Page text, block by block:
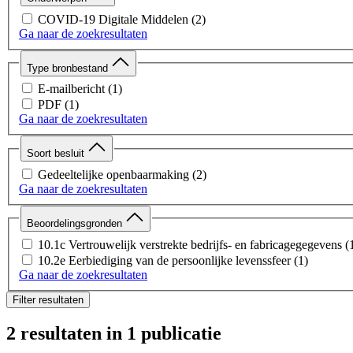
COVID-19 Digitale Middelen (2)
Ga naar de zoekresultaten
Type bronbestand
E-mailbericht (1)
PDF (1)
Ga naar de zoekresultaten
Soort besluit
Gedeeltelijke openbaarmaking (2)
Ga naar de zoekresultaten
Beoordelingsgronden
10.1c Vertrouwelijk verstrekte bedrijfs- en fabricagegegevens
10.2e Eerbiediging van de persoonlijke levenssfeer (1)
Ga naar de zoekresultaten
Filter resultaten
2 resultaten in 1 publicatie